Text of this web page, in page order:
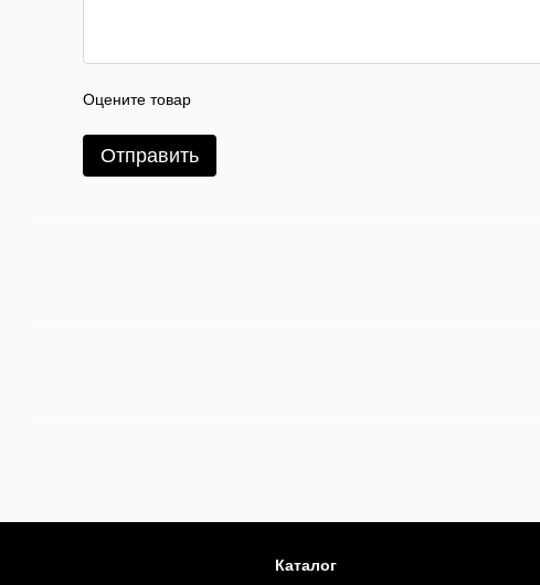
Оцените товар
Отправить
Каталог